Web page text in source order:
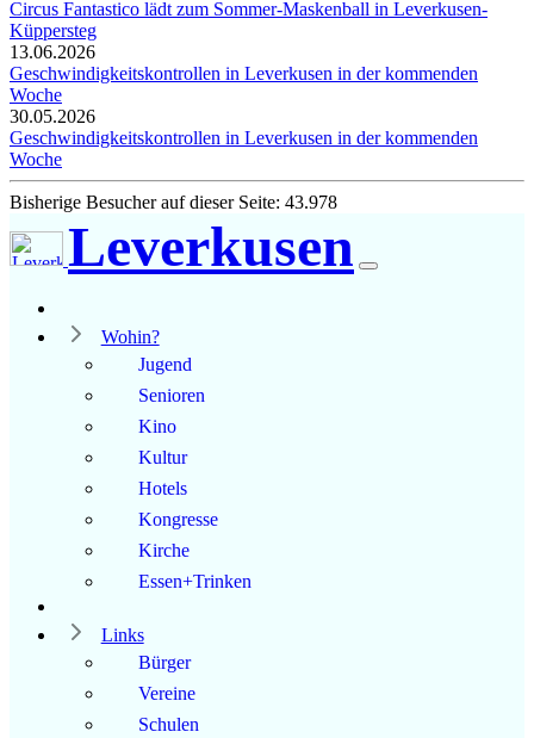
Circus Fantastico lädt zum Sommer-Maskenball in Leverkusen-
Küppersteg
13.06.2026
Geschwindigkeitskontrollen in Leverkusen in der kommenden
Woche
30.05.2026
Geschwindigkeitskontrollen in Leverkusen in der kommenden
Woche
Bisherige Besucher auf dieser Seite: 43.978
Leverkusen
Wohin?
Jugend
Senioren
Kino
Kultur
Hotels
Kongresse
Kirche
Essen+Trinken
Links
Bürger
Vereine
Schulen